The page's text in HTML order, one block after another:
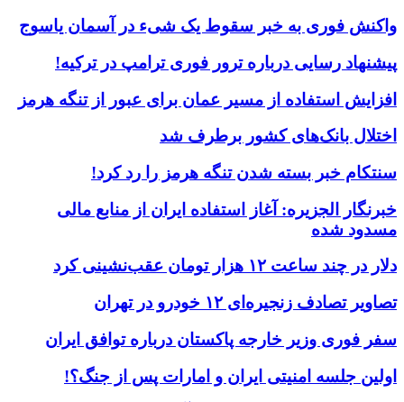
واکنش فوری به خبر سقوط یک شیء در آسمان یاسوج
پیشنهاد رسایی درباره ترور فوری ترامپ در ترکیه!
افزایش استفاده از مسیر عمان برای عبور از تنگه هرمز
اختلال بانک‌های کشور برطرف شد
سنتکام خبر بسته شدن تنگه هرمز را رد کرد!
خبرنگار الجزیره: آغاز استفاده ایران از منابع مالی
مسدود شده
دلار در چند ساعت ۱۲ هزار تومان عقب‌نشینی کرد
تصاویر تصادف زنجیره‌ای ۱۲ خودرو در تهران
سفر فوری وزیر خارجه پاکستان درباره توافق ایران
اولین جلسه امنیتی ایران و امارات پس از جنگ؟!